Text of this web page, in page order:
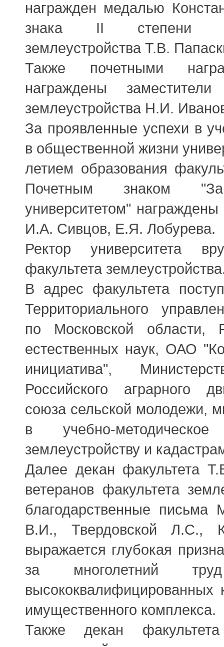
награжден медалью
знака II степени
землеустройства Т.В.
Также почетными
награждены
землеустройства Н.И.
За проявленные успехи в
в общественной жизни
летием образования
Почетным знаком
университетом"
И.А. Сивцов, Е.Я. Лобурева.
Ректор университета
факультета
В адрес факультета
Территориального
по Московской области,
естественных наук, ОАО
инициатива",
Российского аграрного
союза сельской молодежи,
в учебно-
землеустройству и
Далее декан факультета
ветеранов факультета
благодарственные письма
В.И., Твердовской Л.С.,
выражается глубокая
за многолетний
высококвалифицированных
имущественного комплекса.
Также декан